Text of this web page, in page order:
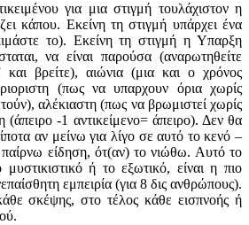
για μια στιγμή τουλάχιστον η
κάπου. Εκείνη τη στιγμή υπάρχει ένα
το). Εκείνη τη στιγμή η Υπαρξη
να είναι παρούσα (αναρωτηθείτε
βρείτε), αιώνια (μια και ο χρόνος
(πως να υπαρχουν όρια χωρίς
αλέκιαστη (πως να βρωμιστεί χωρίς
(άπειρο -1 αντικείμενο= άπειρο). Δεν θα
αν μείνω για λίγο σε αυτό το κενό –
είδηση, ότ(αν) το νιώθω. Αυτό το
μυστικιστικό ή το εξωτικό, είναι η πιο
εμπειρία (για 8 δις ανθρώπους).
σκέψης, στο τέλος κάθε εισπνοής ή